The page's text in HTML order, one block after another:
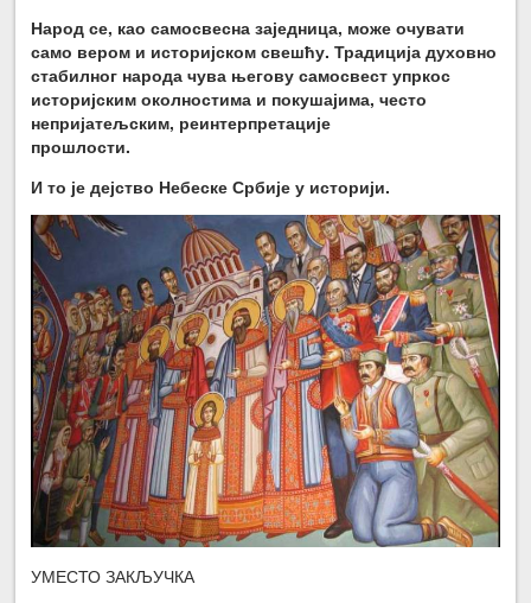
Народ се, као самосвесна заједница, може очувати
само вером и историјском свешћу. Традиција духовно
стабилног народа чува његову самосвест упркос
историјским околностима и покушајима, често
непријатељским, реинтерпретације
прошлости.
И то је дејство Небеске Србије у историји.
УМЕСТО ЗАКЉУЧКА